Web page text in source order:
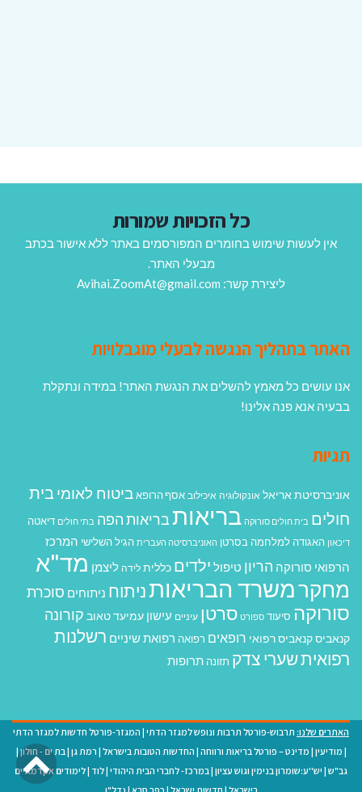
כל הזכויות שמורות
אין לעשות שימוש בחומרים המפורסמים באתר ללא אישור בכתב
מבעלי האתר.
ליצירת קשר: Avihai.ZoomAt@gmail.com
האתר בתהליך הנגשה לבעלי מוגבלויות
אנו עושים כל מאמץ להשלים את הנגשת האתר! במידה ונתקלת
בבעיה אנא פנה אלינו!
תגיות
אוניברסיטת אריאל אונקולוגיה איכילוב אסף הרופא ביטוח לאומיבית
חולים בית חולים סורוקה בריאות בריאות הפה בתי חולים דיאטה
דיכאון האגודה למלחמה בסרטן האוניברסיטה העברית הגיל השלישי המרכז
הרפואי סורוקה הריון טיפול ילדים כללית לידה ליצמן מד"א
מחקרמשרד הבריאות ניתוח ניתוחים סוכרת
סורוקה סיעוד ספורט סרטן עיניים עישון עמיעד טאוב קורונה
קנאביסקנאביס רפואי רופאים רפואה רפואת שיניים רשלנות
רפואיתשערי צדק תזונה תרופות
האתרים שלנו: תרבוש-פורטל תרבות ונופש למגזר הדתי | המגזר-פורטל חדשות למגזר הדתי
| מודיעין | מדינט – פורטל בריאות ורווחה | החדשות הטובות בישראל | רמת גן | בת ים - חולון|
גב"ש | יש''ע:שומרון בנימין וגוש עציון | במרכז- לחברי הבית היהודי |לוד |לימודים אקדמאיים